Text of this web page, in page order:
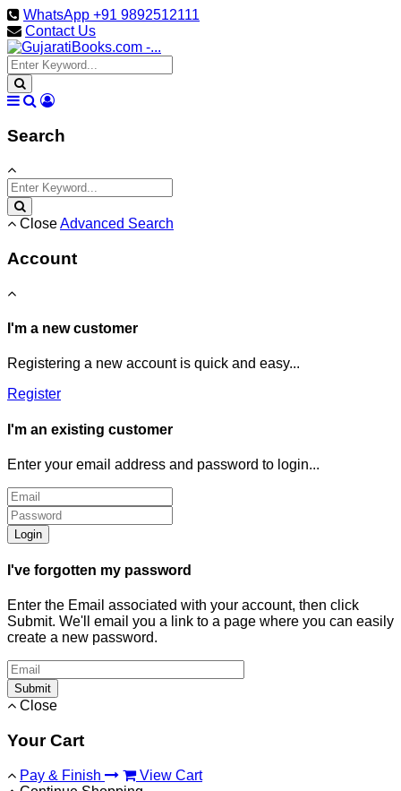
WhatsApp +91 9892512111
Contact Us
Search
CloseAdvanced Search
Account
I'm a new customer
Registering a new account is quick and easy...
Register
I'm an existing customer
Enter your email address and password to login...
Login
I've forgotten my password
Enter the Email associated with your account, then click
Submit. We'll email you a link to a page where you can easily
create a new password.
Submit
Close
Your Cart
Pay & Finish
View Cart